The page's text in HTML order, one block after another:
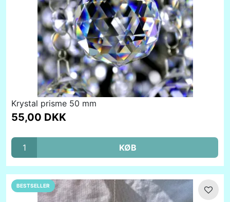
Krystal prisme 50 mm
55,00 DKK
KØB
BESTSELLER